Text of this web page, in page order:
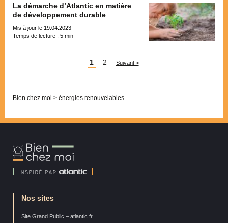
La démarche d’Atlantic en matière
de développement durable
Mis à jour le 19.04.2023
Temps de lecture : 5 min
1 2 Suivant >
Bien chez moi > énergies renouvelables
Bien
Chez
Nos sites
Site Grand Public – atlantic.fr